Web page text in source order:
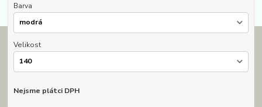
Barva
Velikost
Nejsme plátci DPH